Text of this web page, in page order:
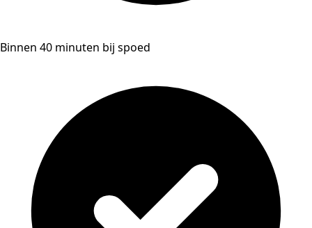
Binnen 40 minuten bij spoed